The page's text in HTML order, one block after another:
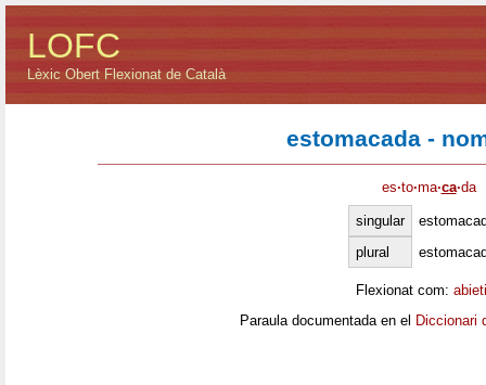
LOFC
Lèxic Obert Flexionat de Català
estomacada -
es·to·ma·ca·da
singular
plural
Flexionat com:
Paraula documentada en el Diccionari